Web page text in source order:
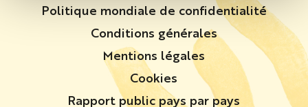
Politique mondiale de confidentialité
Conditions générales
Mentions légales
Cookies
Rapport public pays par pays